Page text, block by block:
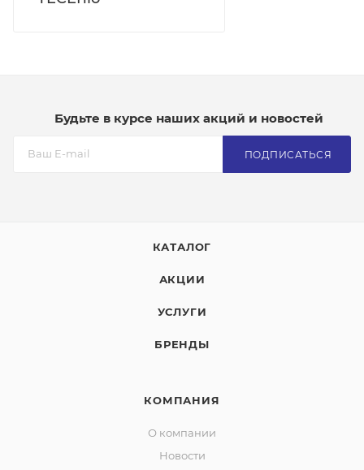
Будьте в курсе наших акций и новостей
ПОДПИСАТЬСЯ
КАТАЛОГ
АКЦИИ
УСЛУГИ
БРЕНДЫ
КОМПАНИЯ
О компании
Новости